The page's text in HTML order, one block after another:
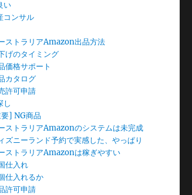
い
コンサル
ストラリアAmazon出品方法
げのタイミング
価格サポート
カタログ
許可申請
し
] NG商品
ストラリアAmazonのシステムは未完成
ズニーランド予約で実感した、やっぱり
ストラリアAmazonは稼ぎやすい
仕入れ
仕入れるか
許可申請